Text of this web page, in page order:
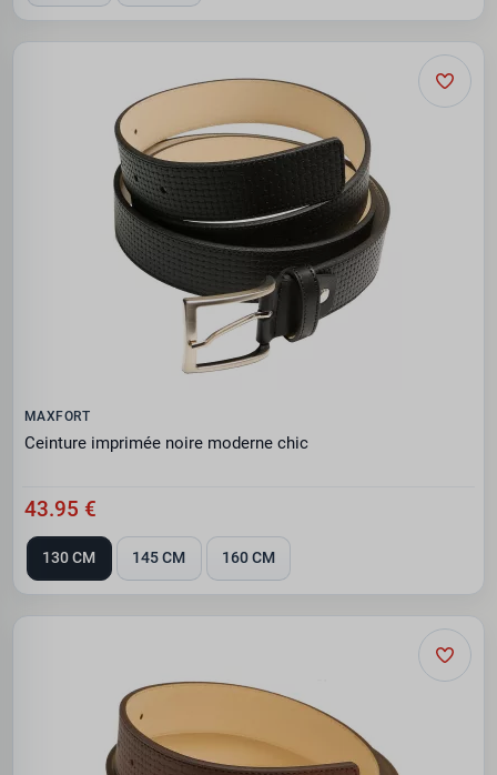
MAXFORT
Ceinture imprimée noire moderne chic
43.95 €
130 CM 145 CM 160 CM